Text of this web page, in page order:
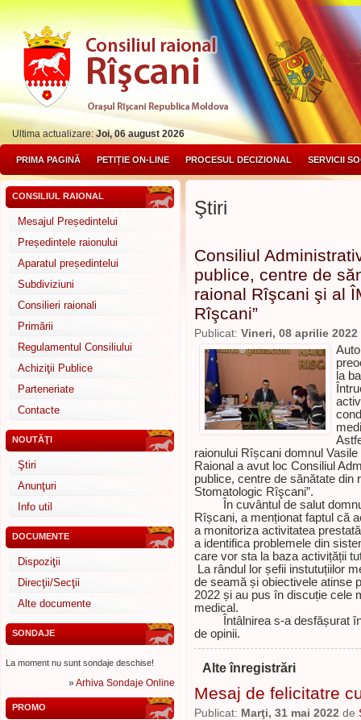
Ultima actualizare:Joi, 06 august 2026
PRIMA PAGINĂ PETIȚIE ON-LINE PROCESUL DECIZIONAL SERVICII
CONSILIUL RAIONAL
Mesajul Președintelui
Președintele raionului
Aparatul președintelui
Subdiviziuni
Consilieri raionali
Primării
Regulamentul Consiliului
Achiziţii Publice
Parteneriate
Contacte
NOUTĂŢI
Ştiri
Anunţuri
Info util
DOCUMENTE
Dispoziţii
Direcţii/Secţii
Alte documente
SONDAJE
La moment nu sunt sondaje deschise!
»Arhiva Sondaje Online
PROMO
Ştiri
Consiliul
publice, centre de
raional Rîşcani şi al
Rîşcani”
Publicat: Vineri, 08 aprilie 2022
la
raionului Rîșcani domnul
Raional a avut loc Consiliul
publice, centre de sănătate din
Stomatologic Rîşcani”.
În cuvântul de salut domnul
Rîșcani, a menționat faptul că
a monitoriza activitatea
a identifica problemele din
care vor sta la baza activițății
La rândul lor șefii instutuțiilor
de seamă și obiectivele atinse
2022 și au pus în discuție cele
medical.
Întâlnirea s-a desfășurat
de opinii.
Alte înregistrări
Mesaj de felicitatre
Publicat: Marţi, 31 mai 2022 de